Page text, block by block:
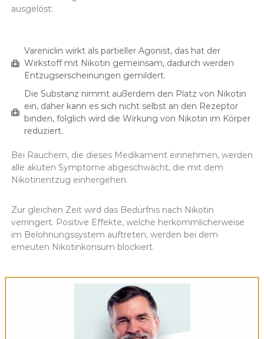
ausgelöst:
Vareniclin wirkt als partieller Agonist, das hat der
Wirkstoff mit Nikotin gemeinsam, dadurch werden
Entzugserscheinungen gemildert.
Die Substanz nimmt außerdem den Platz von Nikotin
ein, daher kann es sich nicht selbst an den Rezeptor
binden, folglich wird die Wirkung von Nikotin im Körper
reduziert.
Bei Rauchern, die dieses Medikament einnehmen, werden
alle akuten Symptome abgeschwächt, die mit dem
Nikotinentzug einhergehen.
Zur gleichen Zeit wird das Bedürfnis nach Nikotin
verringert. Positive Effekte, welche herkömmlicherweise
im Belohnungssystem auftreten, werden bei dem
erneuten Nikotinkonsum blockiert.